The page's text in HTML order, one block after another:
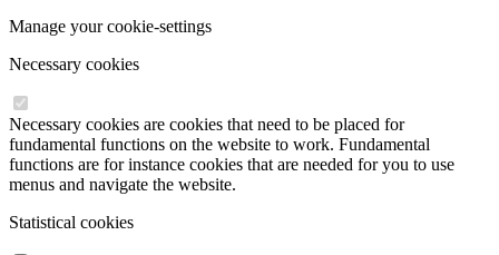
Manage your cookie-settings
Necessary cookies
Necessary cookies are cookies that need to be placed for
fundamental functions on the website to work. Fundamental
functions are for instance cookies that are needed for you to use
menus and navigate the website.
Statistical cookies